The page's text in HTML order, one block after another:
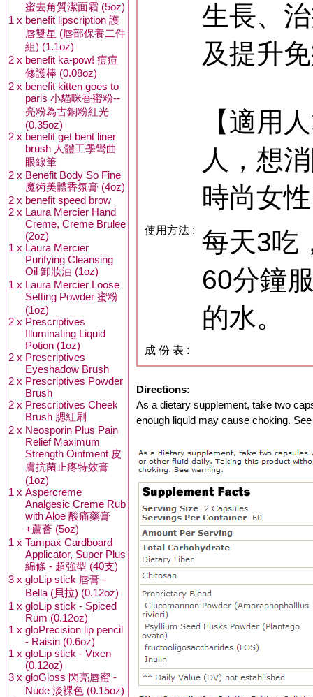
蜜去角質潔面霜 (5oz)
1 x benefit lipscription 護
唇雙星 (唇部保養二件
組) (1.1oz)
2 x benefit ka-pow! 痘痘
修護棒 (0.08oz)
2 x benefit kitten goes to
paris 小貓咪香蜜粉--
亮粉為古銅粉紅光
(0.35oz)
2 x benefit get bent liner
brush 人體工學彎曲
眼線筆
2 x Benefit Body So Fine
魔術美體香氛膏 (4oz)
2 x benefit speed brow
2 x Laura Mercier Hand
Creme, Creme Brulee
(2oz)
1 x Laura Mercier
Purifying Cleansing
Oil 卸妝油 (1oz)
1 x Laura Mercier Loose
Setting Powder 蜜粉
(1oz)
2 x Prescriptives
Illuminating Liquid
Potion (1oz)
2 x Prescriptives
Eyeshadow Brush
2 x Prescriptives Powder
Brush
2 x Prescriptives Cheek
Brush 腮紅刷
2 x Neosporin Plus Pain
Relief Maximum
Strength Ointment 皮
膚抗菌止疼特效膏
(1oz)
1 x Aspercreme
Analgesic Creme Rub
with Aloe 酸痛藥膏
+蘆薈 (5oz)
1 x Tampax Cardboard
Applicator, Super Plus
綿條 - 超強型 (40支)
3 x gloLip stick 唇膏 -
Bella (貝拉) (0.12oz)
1 x gloLip stick - Spiced
Rum (0.12oz)
1 x gloPrecision lip pencil
- Raisin (0.6oz)
1 x gloLip stick - Vixen
(0.12oz)
3 x gloGloss 閃亮唇蜜 -
Nude 淡裸色 (0.15oz)
生長、
及提升
【適用
人，想
時尚女
使用方法 :
每天3吃
60分鐘
的水。
成 份 表 :
Directions:
As a dietary supplement, take two
enough liquid may cause choking.